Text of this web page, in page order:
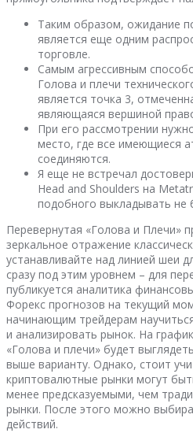
Таким образом, ожидание
является еще одним
торговле.
Самым агрессивным
Голова и плечи
является точка 3,
являющаяся вершиной
При его рассмотрении
место, где все имеющиеся
соединяются.
Я еще не встречал
Head and Shoulders на
подобного выкладывать не
Перевернутая «Голова и Плечи»
зеркальное отражение
устанавливайте над линией шеи
сразу под этим уровнем – для
публикуется аналитика
Форекс прогнозов на текущий
начинающим трейдерам
и анализировать рынок. На
«Голова и плечи» будет
выше варианту. Однако, стоит
криптовалютные рынки могут
менее предсказуемыми, чем
рынки. После этого можно
действий.